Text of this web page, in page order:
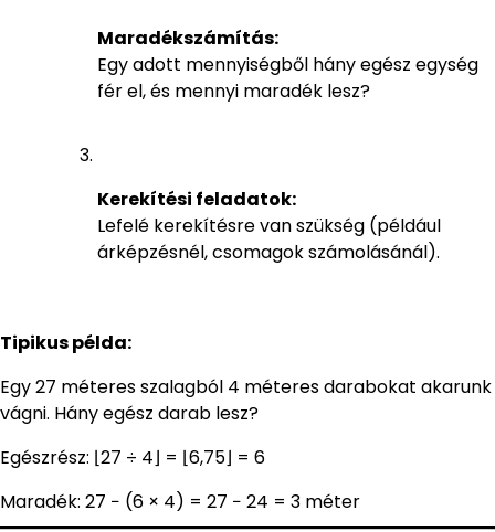
Maradékszámítás:
Egy adott mennyiségből hány egész egység
fér el, és mennyi maradék lesz?
Kerekítési feladatok:
Lefelé kerekítésre van szükség (például
árképzésnél, csomagok számolásánál).
Tipikus példa:
Egy 27 méteres szalagból 4 méteres darabokat akarunk
vágni. Hány egész darab lesz?
Egészrész: ⌊27 ÷ 4⌋ = ⌊6,75⌋ = 6
Maradék: 27 − (6 × 4) = 27 − 24 = 3 méter